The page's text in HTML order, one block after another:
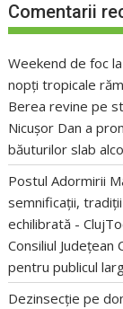
Comentarii
Weekend de foc
nopți tropicale
Berea revine pe
Nicușor Dan a
băuturilor slab
Postul Adormirii
semnificații,
echilibrată -
Consiliul
pentru publicul
Dezinsecție pe